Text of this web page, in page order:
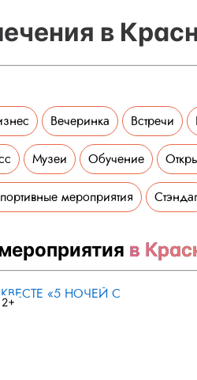
в
Вечеринка Встречи
Музеи Обучение
мероприятия
в